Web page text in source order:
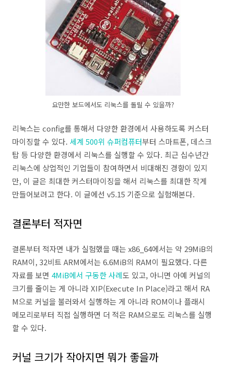
요만한 보드에서도 리눅스를 돌릴 수 있을까?
리눅스는 config를 통해서 다양한 환경에서 사용하도록 커스터
마이징할 수 있다. 세계 500위 슈퍼컴퓨터부터 스마트폰, 데스크
탑 등 다양한 환경에서 리눅스를 실행할 수 있다. 최근 십수년간
리눅스에 상업적인 기업들이 참여하면서 비대해진 경향이 있지
만, 이 글은 최대한 커스터마이징을 해서 리눅스를 최대한 작게
만들어보려고 한다. 이 글에선 v5.15 기준으로 실험해본다.
결론부터 적자면
결론부터 적자면 내가 실험했을 때는 x86_64에서는 약 29MiB의
RAM이, 32비트 ARM에서는 6.6MiB의 RAM이 필요했다. 다른
자료를 보면 4MiB에서 구동한 사례도 있고, 아니면 아예 커널의
크기를 줄이는 게 아니라 XIP(Execute In Place)라고 해서 RA
M으로 커널을 불러와서 실행하는 게 아니라 ROM이나 플래시
메모리로부터 직접 실행하면 더 적은 RAM으로도 리눅스를 실행
할 수 있다.
커널 크기가 작아지면 뭐가 좋을까